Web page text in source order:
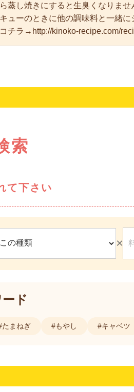
蒸し焼きにすると生臭くなりませ
ューのときに他の調味料と一緒
チラ→ http://kinoko-recipe.com/
索
て下さい
×
ド
たまねぎ #もやし #キャベツ